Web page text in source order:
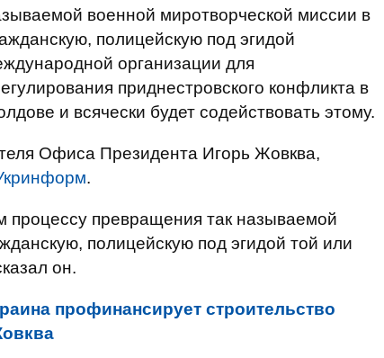
военной миротворческой миссии в
полицейскую под эгидой
организации для
приднестровского конфликта в
и всячески будет содействовать этому.
Офиса Президента Игорь Жовква,
.
процессу превращения так называемой
полицейскую под эгидой той или
он.
профинансирует строительство